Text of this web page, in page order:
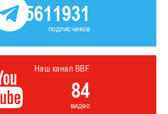
5611931
подписчиков
Наш канал BBF
84
видео